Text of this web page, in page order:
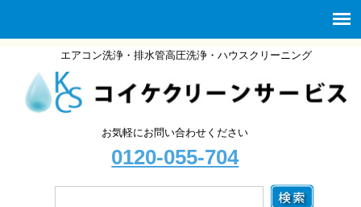
エアコン洗浄・排水管高圧洗浄・ハウスクリーニング
お気軽にお問い合わせください
0120-055-704